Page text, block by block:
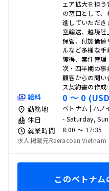
ェア拡大を担
の窓口として
進していただき
空輸送、越境
保管、付加価値
ルなど多様な
獲得、案件管
次・四半期の事
顧客からの問い
ス契約書の作
給料 0 〜 0
勤務地 ベトナム | ハノ
休日 - Saturday,
就業時間
8:00 〜 17:35
求人掲載元Reeracoen Vietnam
このベトナ